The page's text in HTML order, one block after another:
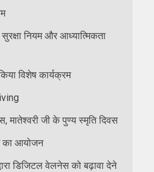
नियम और आध्यात्मिकता
विशेष कार्यक्रम
मातेश्वरी जी के पुण्य स्मृति दिवस
का आयोजन
डिजिटल वेलनेस को बढ़ावा देने